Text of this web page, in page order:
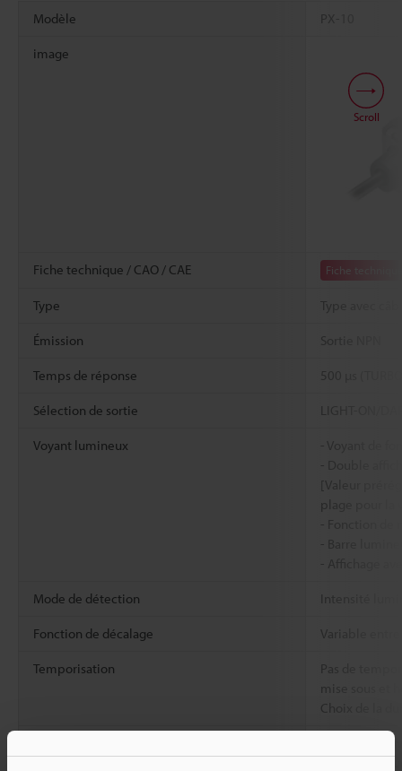
Modèle PX-10
image
Fiche technique / CAO / CAE Fiche
Type Type avec
Émission Sortie NPN
Temps de réponse 500 µs
Sélection de sortie LIGHT-ON/
Voyant lumineux
- Voyant de
- Double
[Valeur
plage pour la
- Fonction de
- Barre
- Affichage
Mode de détection
Fonction de décalage Variable
Temporisation
Pas de
mise sous et
Choix de la
Collecteur
tension
Scroll